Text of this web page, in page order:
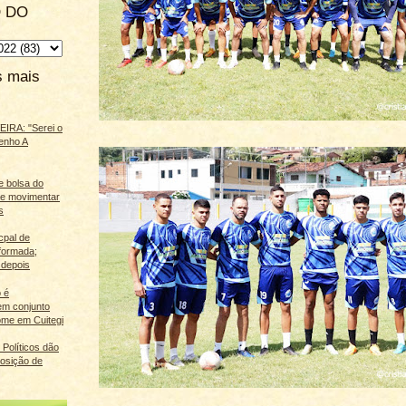
DO
mais
"Serei o
A
bolsa do
movimentar
de
é
conjunto
em Cuitegi
Políticos dão
de